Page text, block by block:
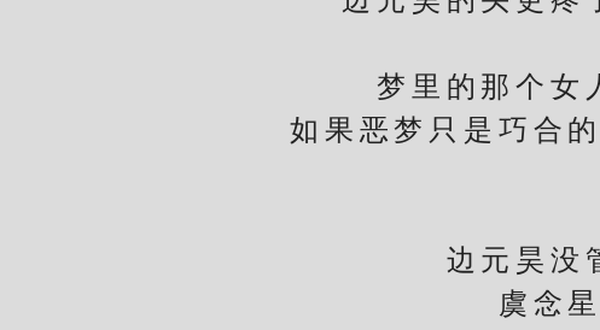
梦里的那个女人
如果恶梦只是巧合的
边元昊没管
虞念星在